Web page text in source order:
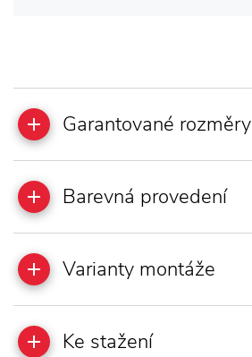
Garantované rozměry
Barevná provedení
Varianty montáže
Ke stažení